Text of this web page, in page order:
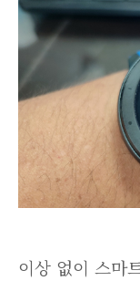
이상 없이 스마